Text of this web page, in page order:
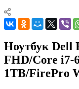
Ноутбук Dell
FHD/Core i7-
1TB/FirePro